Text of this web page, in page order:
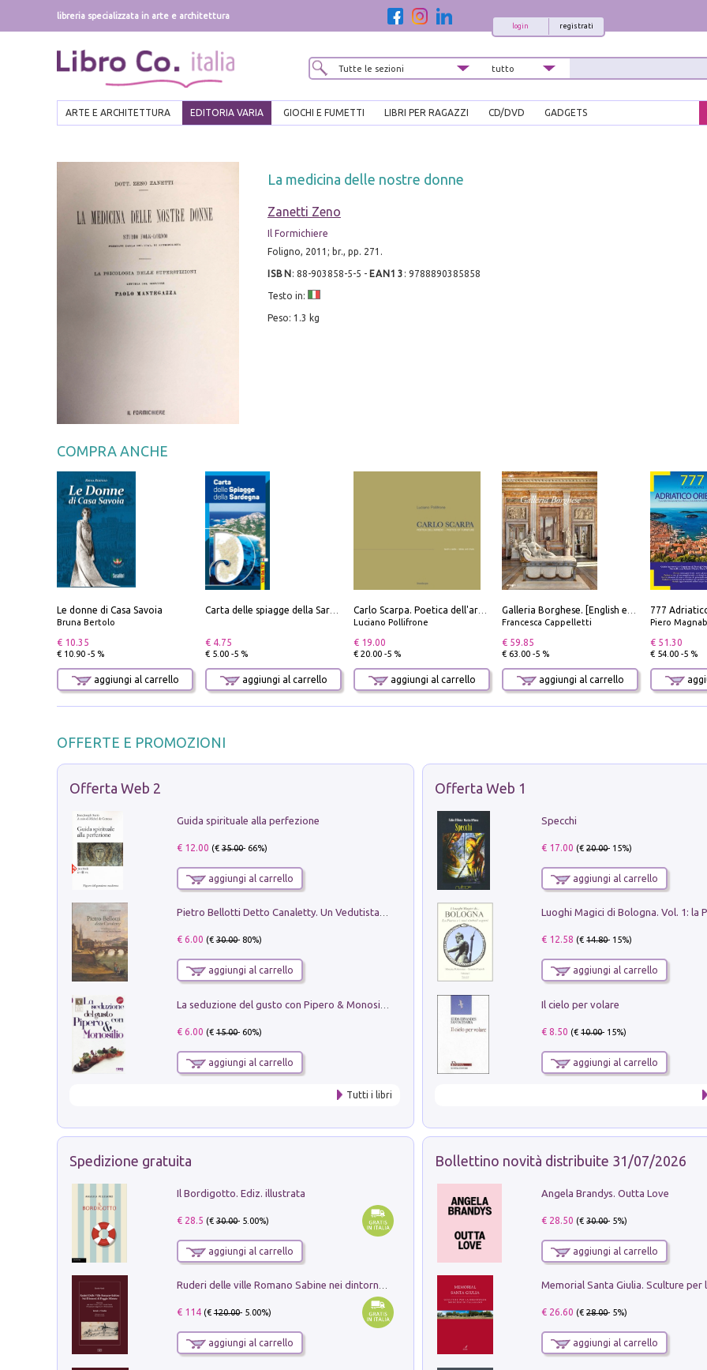
libreria specializzata in arte e architettura
registrati
login
ARTE E ARCHITETTURA EDITORIA VARIA GIOCHI E FUMETTI LIBRI PER RAGAZZI CD/DVD GADGETS
La medicina delle nostre donne
Zanetti Zeno
Il Formichiere
Foligno, 2011; br., pp. 271.
ISBN : 88-903858-5-5 - EAN13 : 9788890385858
Testo in:
Peso: 1.3 kg
COMPRA ANCHE
Le donne di Casa Savoia
Bruna Bertolo
€ 10.35
€ 10.90 -5 %
aggiungi al carrello
Carta delle spiagge della Sardegna. Con custodia
€ 4.75
€ 5.00 -5 %
aggiungi al carrello
Carlo Scarpa. Poetica dell'arredo. Tavoli e sedie-Poetics of furniture. Tables and chairs. Ediz. bilingue
Luciano Pollifrone
€ 19.00
€ 20.00 -5 %
aggiungi al carrello
Galleria Borghese. [English edition]
Francesca Cappelletti
€ 59.85
€ 63.00 -5 %
aggiungi al carrello
Piero Magnabosco;
€ 51.30
€ 54.00 -5 %
OFFERTE E PROMOZIONI
Offerta Web 2
Guida spirituale alla perfezione
€ 12.00 (€35.00- 66%)
aggiungi al carrello
Pietro Bellotti Detto Canaletty. Un Vedutista Veneziano nella Francia dell'Ancien Régime
€ 6.00 (€30.00- 80%)
aggiungi al carrello
€ 6.00 (€15.00- 60%)
aggiungi al carrello
Tutti i libri
Offerta Web 1
Specchi
€ 17.00 (€20.00- 15%)
aggiungi al carrello
€ 12.58 (€14.80- 15%)
aggiungi al carrello
Il cielo per volare
€ 8.50 (€10.00- 15%)
aggiungi al carrello
Spedizione gratuita
Il Bordigotto. Ediz. illustrata
€ 28.5 (€30.00- 5.00%)
aggiungi al carrello
Ruderi delle ville Romano Sabine nei dintorni di Poggio Mirteto. Illustrati dal dott.re prof.re cav.re Ercole Nardi regio ispettore degli scavi e monumenti. Anno 1885. Tavole e studio. Con 25 tavole fuori testo in cartella editoriale
€ 114(€120.00- 5.00%)
aggiungi al carrello
Bollettino novità distribuite 31/07/2026
Angela Brandys. Outta Love
€ 28.50 (€30.00- 5%)
aggiungi al carrello
€ 26.60 (€28.00- 5%)
aggiungi al carrello